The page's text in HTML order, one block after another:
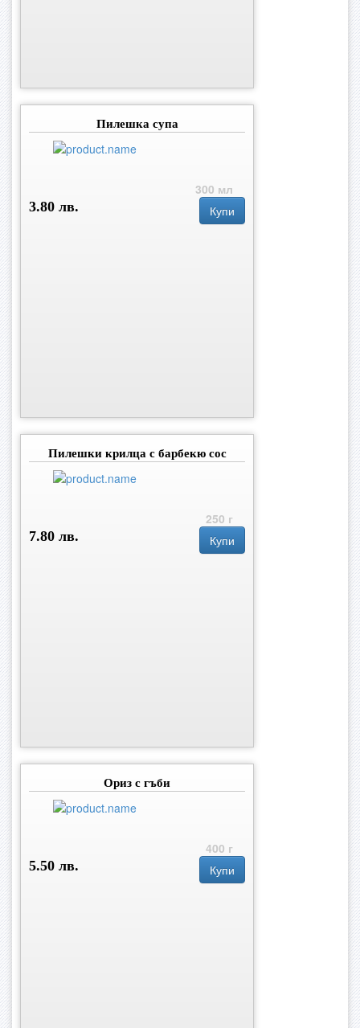
Пилешка супа
300 мл
3.80 лв.
Купи
Пилешки крилца с барбекю сос
250 г
7.80 лв.
Купи
Ориз с гъби
400 г
5.50 лв.
Купи